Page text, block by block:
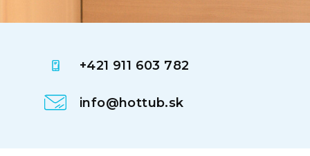
+421 911 603 782
info@hottub.sk